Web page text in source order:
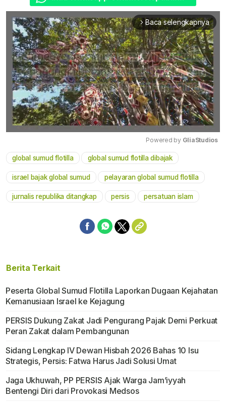
arrow_forward_ios Baca selengkapnya
Powered by GliaStudios
global sumud flotilla global sumud flotilla dibajak
israel bajak global sumud pelayaran global sumud flotilla
jurnalis republika ditangkap persis persatuan islam
Berita Terkait
Peserta Global Sumud Flotilla Laporkan Dugaan Kejahatan
Kemanusiaan Israel ke Kejagung
PERSIS Dukung Zakat Jadi Pengurang Pajak Demi Perkuat
Peran Zakat dalam Pembangunan
Sidang Lengkap IV Dewan Hisbah 2026 Bahas 10 Isu
Strategis, Persis: Fatwa Harus Jadi Solusi Umat
Jaga Ukhuwah, PP PERSIS Ajak Warga Jam’iyyah
Bentengi Diri dari Provokasi Medsos